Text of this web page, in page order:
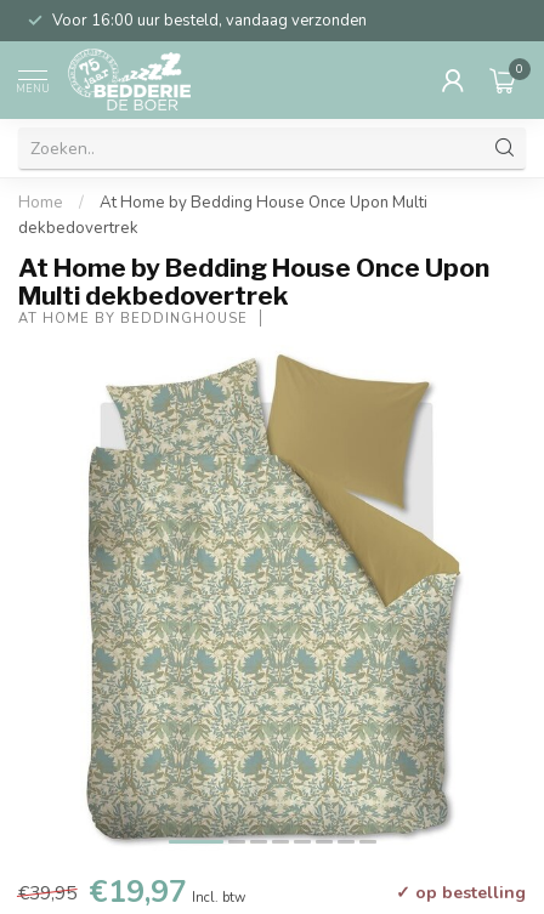
Voor 16:00 uur besteld, vandaag verzonden
MENU
0
Home /
At Home by Bedding House Once Upon Multi
dekbedovertrek
At Home by Bedding House Once Upon
Multi dekbedovertrek
AT HOME BY BEDDINGHOUSE
€39,95 €19,97 Incl. btw ✓ op bestelling